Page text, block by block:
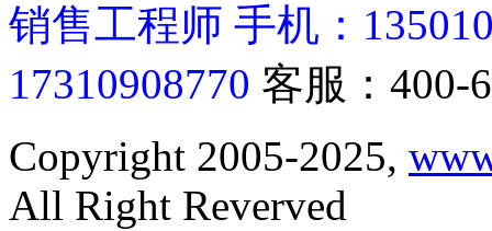
销售工程师 手机：
17310908770 客服：400-
Copyright 2005-2025,
All Right Reverved